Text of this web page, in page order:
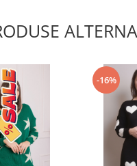
-16%